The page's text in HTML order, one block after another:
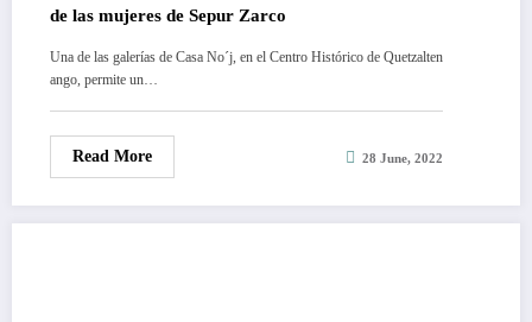
de las mujeres de Sepur Zarco
Una de las galerías de Casa No´j, en el Centro Histórico de Quetzalten
ango, permite un…
Read More 28 June, 2022